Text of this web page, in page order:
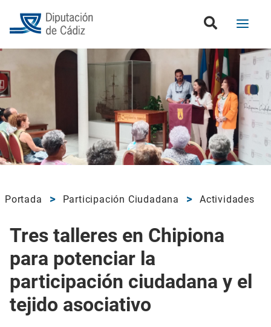
Portada Participación Ciudadana Actividades
Tres talleres en Chipiona
para potenciar la
participación ciudadana y el
tejido asociativo